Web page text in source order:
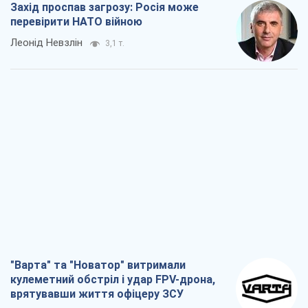
Захід проспав загрозу: Росія може
перевірити НАТО війною
Леонід Невзлін 3,1 т.
"Варта" та "Новатор" витримали
кулеметний обстріл і удар FPV-дрона,
врятувавши життя офіцеру ЗСУ